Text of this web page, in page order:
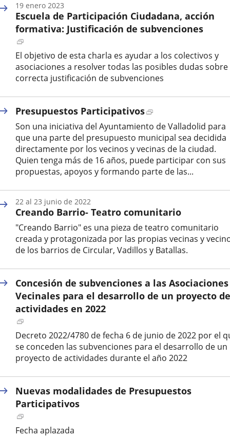
inicio
del
evento
Escuela de Participación Ciudadana, acción
formativa: Justificación de subvenciones
Enlace
a
una
aplicación
externa.
El objetivo de esta charla es ayudar a los colectivos y
asociaciones a resolver todas las posibles dudas sobre
correcta justificación de subvenciones
inicio
evento
19 enero 2023
Presupuestos Participativos
Enlace
una
aplicación
externa.
Son una iniciativa del Ayuntamiento de Valladolid para
que una parte del presupuesto municipal sea decidida
directamente por los vecinos y vecinas de la ciudad.
Quien tenga más de 16 años, puede participar con sus
propuestas, apoyos y formando parte de las...
Creando Barrio- Teatro comunitario
"Creando Barrio" es una pieza de teatro comunitario
creada y protagonizada por las propias vecinas y
de los barrios de Circular, Vadillos y Batallas.
inicio
del
evento
22 al 23 junio de 2022
Concesión de subvenciones a las Asociaciones
Vecinales para el desarrollo de un proyecto de
actividades en 2022
Enlace
a
una
aplicación
externa.
Decreto 2022/4780 de fecha 6 de junio de 2022 por el
se conceden las subvenciones para el desarrollo de un
proyecto de actividades durante el año 2022
Nuevas modalidades de Presupuestos
Participativos
Enlace
a
Fecha aplazada